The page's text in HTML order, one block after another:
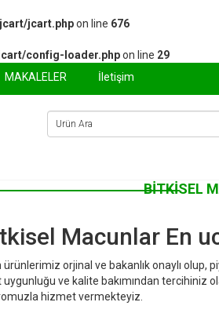
jcart.phpon line 676
config-loader.phpon line 29
MAKALELER İletişim
BITKISEL
Macunlar En
ürünlerimiz orjinal ve bakanlık onaylı
ve kalite bakımından tercihiniz
hizmet vermekteyiz.